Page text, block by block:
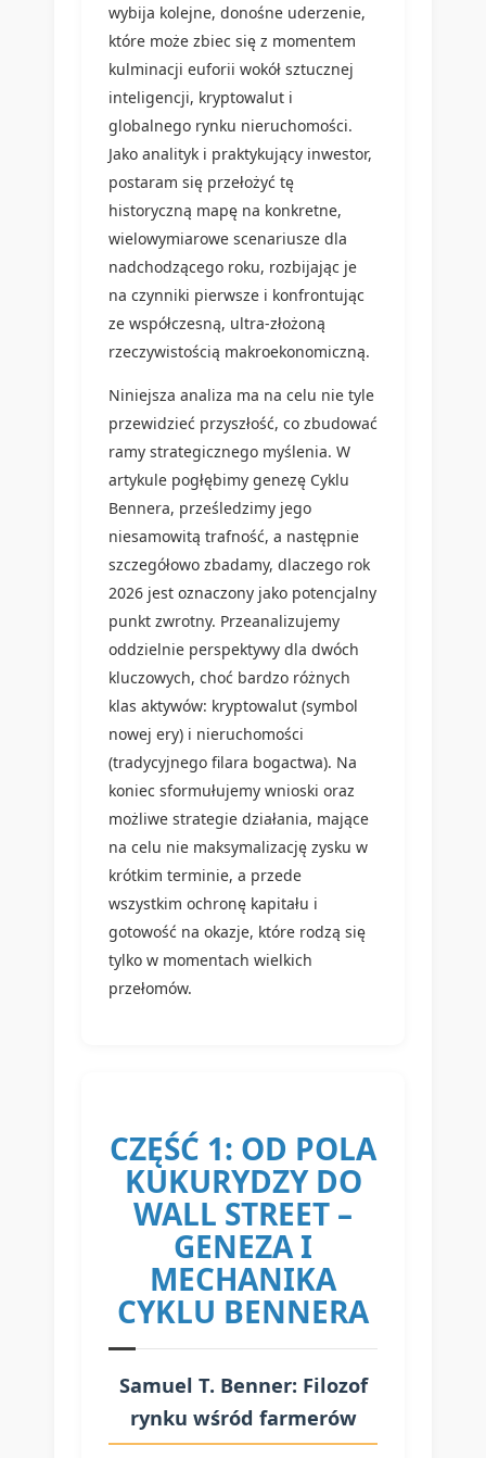
wybija kolejne, donośne uderzenie,
które może zbiec się z momentem
kulminacji euforii wokół sztucznej
inteligencji, kryptowalut i
globalnego rynku nieruchomości.
Jako analityk i praktykujący inwestor,
postaram się przełożyć tę
historyczną mapę na konkretne,
wielowymiarowe scenariusze dla
nadchodzącego roku, rozbijając je
na czynniki pierwsze i konfrontując
ze współczesną, ultra-złożoną
rzeczywistością makroekonomiczną.
Niniejsza analiza ma na celu nie tyle
przewidzieć przyszłość, co zbudować
ramy strategicznego myślenia. W
artykule pogłębimy genezę Cyklu
Bennera, prześledzimy jego
niesamowitą trafność, a następnie
szczegółowo zbadamy, dlaczego rok
2026 jest oznaczony jako potencjalny
punkt zwrotny. Przeanalizujemy
oddzielnie perspektywy dla dwóch
kluczowych, choć bardzo różnych
klas aktywów: kryptowalut (symbol
nowej ery) i nieruchomości
(tradycyjnego filara bogactwa). Na
koniec sformułujemy wnioski oraz
możliwe strategie działania, mające
na celu nie maksymalizację zysku w
krótkim terminie, a przede
wszystkim ochronę kapitału i
gotowość na okazje, które rodzą się
tylko w momentach wielkich
przełomów.
CZĘŚĆ 1: OD POLA
KUKURYDZY DO
WALL STREET –
GENEZA I
MECHANIKA
CYKLU BENNERA
Samuel T. Benner: Filozof
rynku wśród farmerów